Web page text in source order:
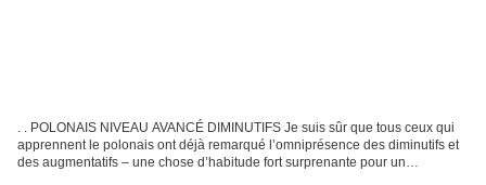
. . POLONAIS NIVEAU AVANCÉ DIMINUTIFS Je suis sûr que tous ceux qui
apprennent le polonais ont déjà remarqué l’omniprésence des diminutifs et
des augmentatifs – une chose d’habitude fort surprenante pour un